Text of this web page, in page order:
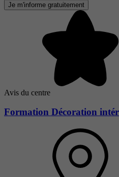
Je m'informe gratuitement
Avis du centre
Formation Décoration